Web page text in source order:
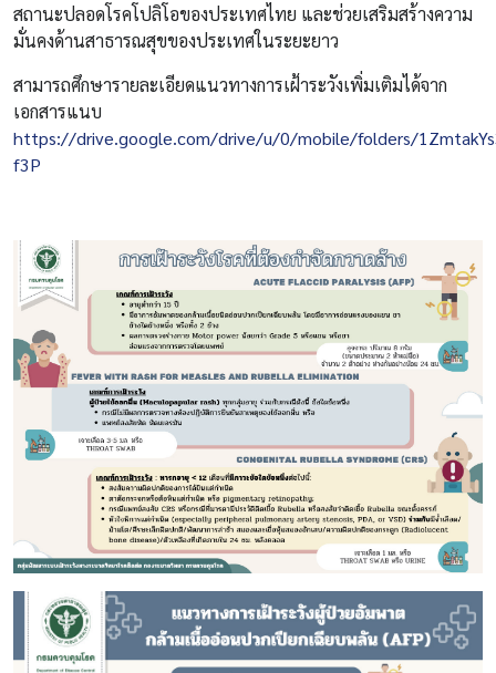
สถานะปลอดโรคโปลิโอของประเทศไทย และช่วยเสริมสร้างความ
มั่นคงด้านสาธารณสุขของประเทศในระยะยาว
สามารถศึกษารายละเอียดแนวทางการเฝ้าระวังเพิ่มเติมได้จาก
เอกสารแนบ
https://drive.google.com/drive/u/0/mobile/folders/
f3P